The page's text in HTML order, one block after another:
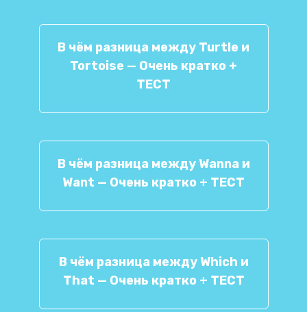
В чём разница между Turtle и
Tortoise — Очень кратко +
ТЕСТ
В чём разница между Wanna и
Want — Очень кратко + ТЕСТ
В чём разница между Which и
That — Очень кратко + ТЕСТ